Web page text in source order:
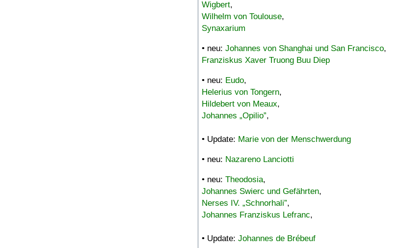
Wigbert,
Wilhelm von Toulouse,
Synaxarium
• neu: Johannes von Shanghai und San Francisco,
Franziskus Xaver Truong Buu Diep
• neu: Eudo,
Helerius von Tongern,
Hildebert von Meaux,
Johannes „Opilio”,
• Update: Marie von der Menschwerdung
• neu: Nazareno Lanciotti
• neu: Theodosia,
Johannes Swierc und Gefährten,
Nerses IV. „Schnorhali”,
Johannes Franziskus Lefranc,
• Update: Johannes de Brébeuf